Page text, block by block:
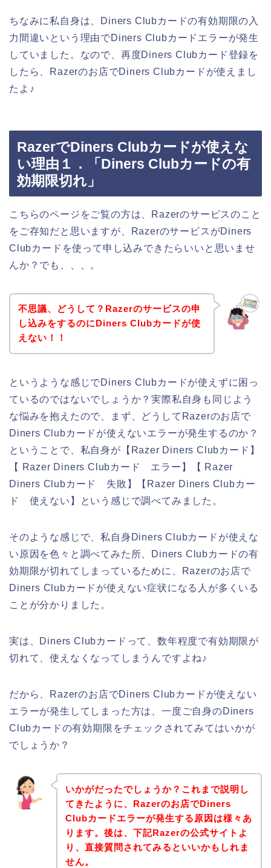
ちなみに私自身は、Diners Clubカードの有効期限の入
力間違いという理由でDiners Clubカードエラーが発生
していました。なので、再度Diners Clubカード登録を
したら、Razerのお店でDiners Clubカードが使えまし
たよ♪
RazerでDiners Clubカードが使えな
い理由１．「Diners Clubカードの有
効期限切れ」
こちらのページをご覧の方は、Razerのサービスのこと
をご存知だと思いますが、RazerのサービスがDiners
Clubカードを使って申し込みできたらいいと思いませ
んか？でも、、、。
不思議、どうして？Razerのサービスの申
し込みをするのにDiners Clubカードが使
えない！！
というような感じでDiners Clubカードが使えずに困っ
ているのではないでしょうか？実際私自身も同じよう
な悩みを抱えたので、まず、どうしてRazerのお店で
Diners Clubカードが使えないエラーが発生するのか？
ということで、私自身が【Razer Diners Clubカード】
【 Razer Diners Clubカード エラー】【 Razer
Diners Clubカード 失敗】【Razer Diners Clubカー
ド 使えない】という感じで調べてみました。
そのような感じで、私自身Diners Clubカードが使えな
い原因を色々と調べてみた所、Diners Clubカードの有
効期限が切れてしまっているために、Razerのお店で
Diners Clubカードが使えない症状になる人が多くいる
ことが分かりました。
実は、Diners Clubカードって、数年程度で有効期限が
切れて、使えなくなってしまうんですよね♪
だから、Razerのお店でDiners Clubカードが使えない
エラーが発生してしまった方は、一度ご自身のDiners
Clubカードの有効期限をチェックされてみてはいかが
でしょうか？
いかがだったでしょうか？これまで説明し
てきたように、Razerのお店でDiners
Clubカードエラーが発生する原因は様々あ
ります。後は、下記Razerの公式サイトよ
り、直接質問されてみるといいかもしれま
せん。